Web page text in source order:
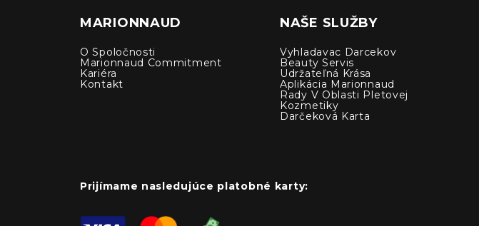
MARIONNAUD
O Spoločnosti
Marionnaud Commitment
Kariéra
Kontakt
NAŠE SLUŽBY
Vyhladavac Darcekov
Beauty Servis
Udržateľná Krása
Aplikácia Marionnaud
Rady V Oblasti Pletovej
Kozmetiky
Darčeková Karta
Prijímame nasledujúce platobné karty: